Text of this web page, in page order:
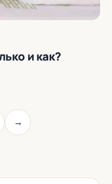
и как?
→